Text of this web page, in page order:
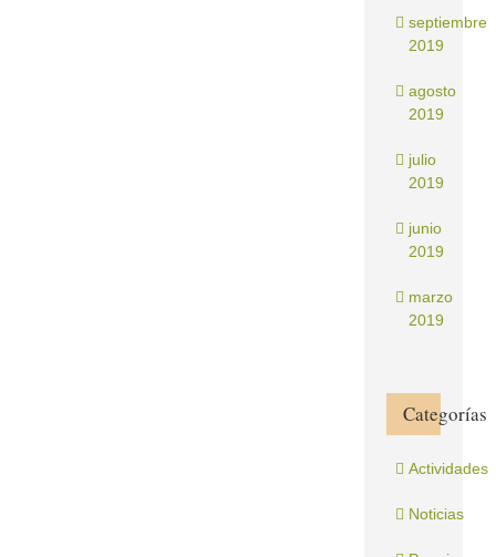
septiembre
2019
agosto
2019
julio
2019
junio
2019
marzo
2019
Categorías
Actividades
Noticias